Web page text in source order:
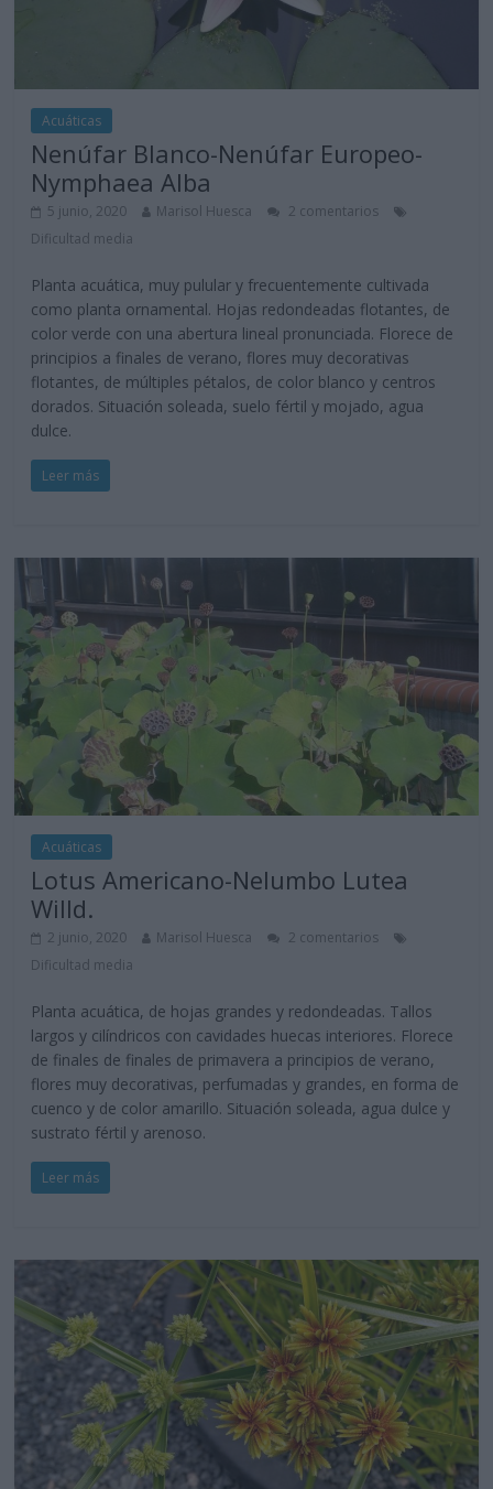
Acuáticas
Nenúfar Blanco-Nenúfar Europeo-
Nymphaea Alba
5 junio, 2020 Marisol Huesca
2 comentarios
Dificultad media
Planta acuática, muy pulular y frecuentemente cultivada
como planta ornamental. Hojas redondeadas flotantes, de
color verde con una abertura lineal pronunciada. Florece de
principios a finales de verano, flores muy decorativas
flotantes, de múltiples pétalos, de color blanco y centros
dorados. Situación soleada, suelo fértil y mojado, agua
dulce.
Leer más
Acuáticas
Lotus Americano-Nelumbo Lutea
Willd.
2 junio, 2020 Marisol Huesca
2 comentarios
Dificultad media
Planta acuática, de hojas grandes y redondeadas. Tallos
largos y cilíndricos con cavidades huecas interiores. Florece
de finales de finales de primavera a principios de verano,
flores muy decorativas, perfumadas y grandes, en forma de
cuenco y de color amarillo. Situación soleada, agua dulce y
sustrato fértil y arenoso.
Leer más